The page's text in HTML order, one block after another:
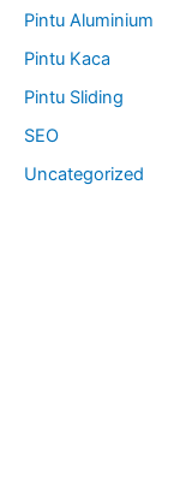
Pintu Aluminium
Pintu Kaca
Pintu Sliding
SEO
Uncategorized